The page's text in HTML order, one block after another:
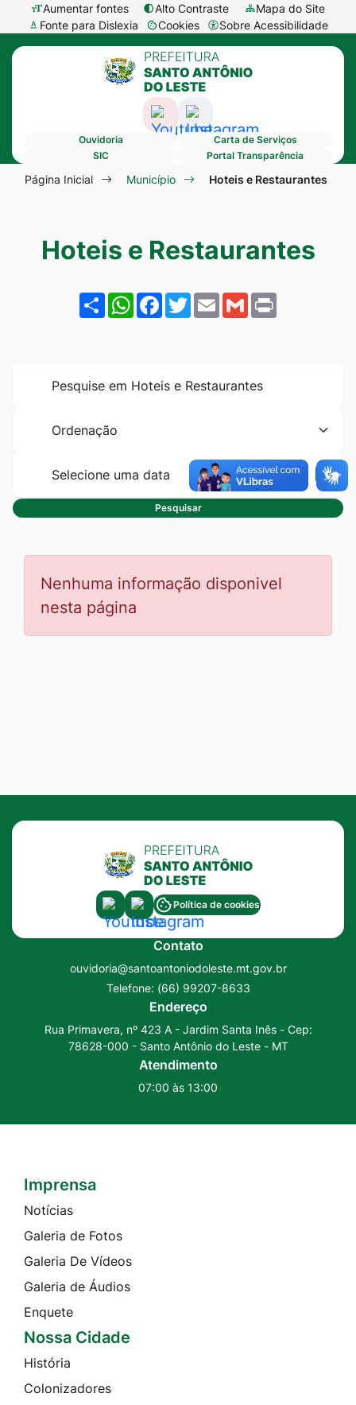
Seção
de
acessibilidade
Ir
para
o
para
rodapé
Aumentar fontes Alto Contraste
Mapa do Site
Fonte para Dislexia
Cookies
Abrir
preferências
de
cookies
Sobre Acessibilidade
Acessar
Rede
Acessar
Rede
Ouvidoria
Carta de Serviços
SIC
Portal Transparência
Seção
principal
Página Inicial Município Hoteis e Restaurantes
Hoteis e Restaurantes
ShareWhatsApp
Facebook
Twitter
EmailGmail
data
Pesquisar
Nenhuma informação disponivel
nesta página
Acessar
a
Social
Youtube
Acessar
a
Rede
Social
Instagram
Política de cookies
Contato
ouvidoria@santoantoniodoleste.mt.gov.br
Telefone: (66) 99207-8633
Endereço
Rua Primavera, nº 423 A - Jardim Santa Inês - Cep:
78628-000 - Santo Antônio do Leste - MT
Atendimento
07:00 às 13:00
Seção do Rodapé e Contato
Imprensa
Notícias
Galeria de Fotos
Galeria De Vídeos
Galeria de Áudios
Enquete
Nossa Cidade
História
Colonizadores